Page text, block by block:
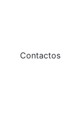
Contactos